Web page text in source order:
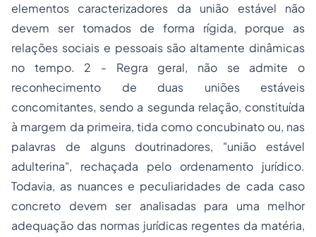
elementos caracterizadores da união estável não
devem ser tomados de forma rígida, porque as
relações sociais e pessoais são altamente dinâmicas
no tempo. 2 - Regra geral, não se admite o
reconhecimento de duas uniões estáveis
concomitantes, sendo a segunda relação, constituída
à margem da primeira, tida como concubinato ou, nas
palavras de alguns doutrinadores, "união estável
adulterina", rechaçada pelo ordenamento jurídico.
Todavia, as nuances e peculiaridades de cada caso
concreto devem ser analisadas para uma melhor
adequação das normas jurídicas regentes da matéria,